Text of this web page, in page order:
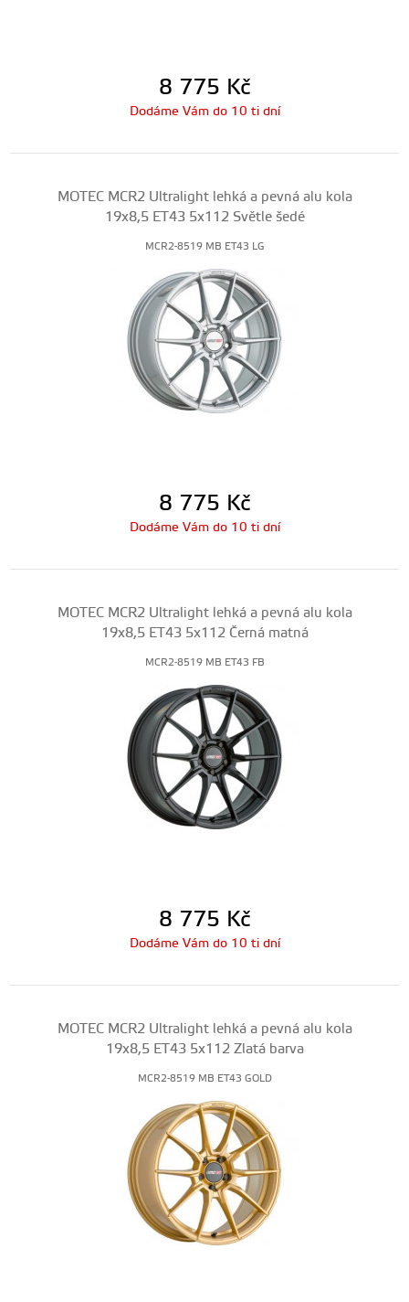
8 775 Kč
Dodáme Vám do 10 ti dní
MOTEC MCR2 Ultralight lehká a pevná alu kola
19x8,5 ET43 5x112 Světle šedé
MCR2-8519 MB ET43 LG
8 775 Kč
Dodáme Vám do 10 ti dní
MOTEC MCR2 Ultralight lehká a pevná alu kola
19x8,5 ET43 5x112 Černá matná
MCR2-8519 MB ET43 FB
8 775 Kč
Dodáme Vám do 10 ti dní
MOTEC MCR2 Ultralight lehká a pevná alu kola
19x8,5 ET43 5x112 Zlatá barva
MCR2-8519 MB ET43 GOLD